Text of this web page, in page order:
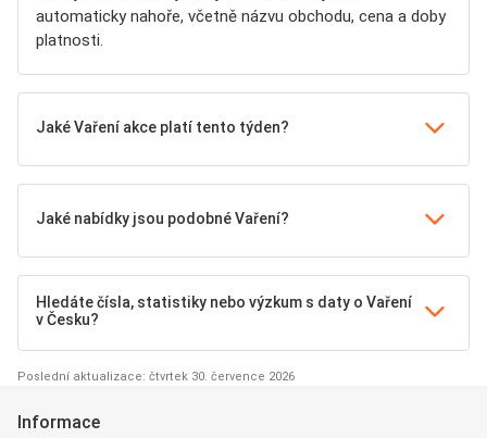
automaticky nahoře, včetně názvu obchodu, cena a doby
platnosti.
Jaké Vaření akce platí tento týden?
Jaké nabídky jsou podobné Vaření?
Hledáte čísla, statistiky nebo výzkum s daty o Vaření
v Česku?
Poslední aktualizace: čtvrtek 30. července 2026
Informace